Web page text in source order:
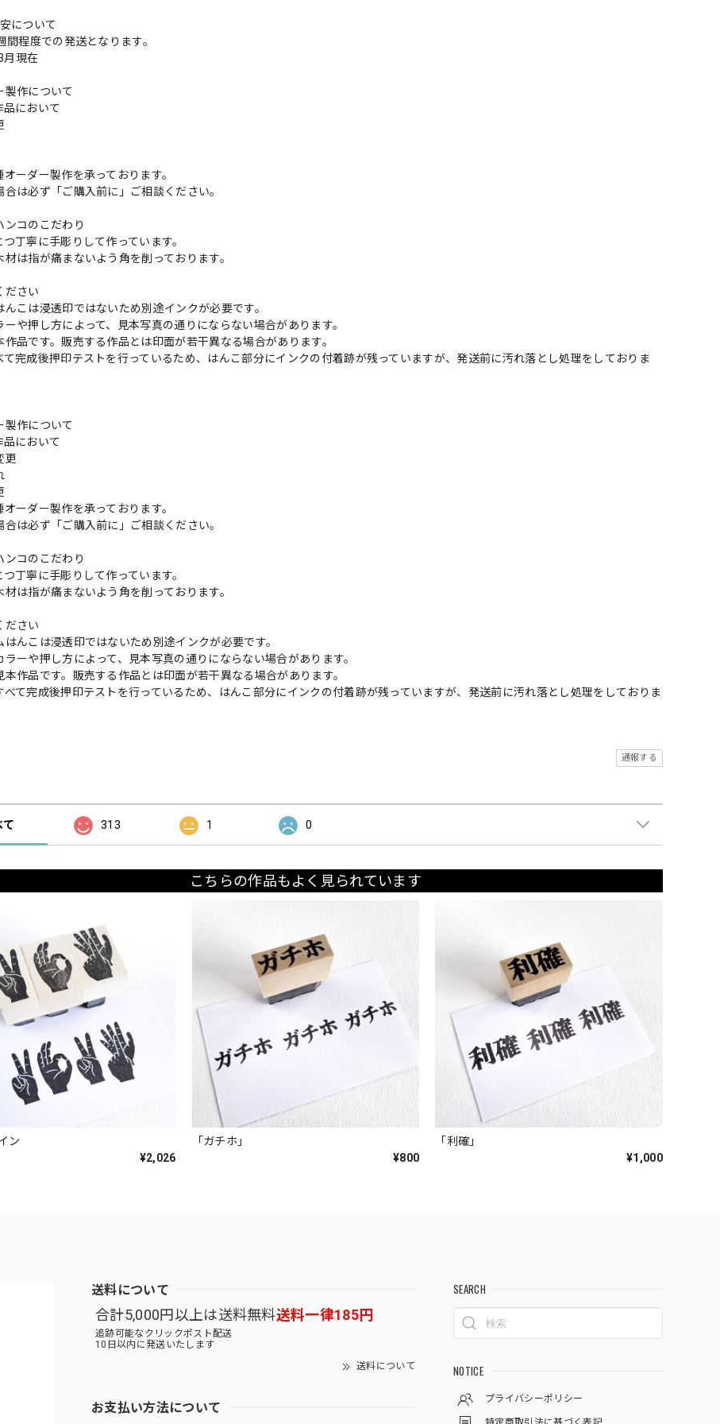
について
間程度での発送となります。
現在
作について
品において
オーダー製作を承っております。
合は必ず「ご購入前に」ご相談ください。
コのこだわり
つ丁寧に手彫りして作っています。
材は指が痛まないよう角を削っております。
さい
んこは浸透印ではないため別途インクが必要です。
ーや押し方によって、見本写真の通りにならない場合があります。
作品です。販売する作品とは印面が若干異なる場合があります。
て完成後押印テストを行っているため、はんこ部分にインクの付着跡が残っていますが、発送前に汚れ落とし処理をしておりま
作について
品において
更
オーダー製作を承っております。
合は必ず「ご購入前に」ご相談ください。
コのこだわり
つ丁寧に手彫りして作っています。
材は指が痛まないよう角を削っております。
さい
はんこは浸透印ではないため別途インクが必要です。
ラーや押し方によって、見本写真の通りにならない場合があります。
本作品です。販売する作品とは印面が若干異なる場合があります。
べて完成後押印テストを行っているため、はんこ部分にインクの付着跡が残っていますが、発送前に汚れ落とし処理をしておりま
通報する
て 313 1 0
こちらの作品もよく見られています
ン
¥2,026
「ガチホ」
¥800
「利確」
¥1,000
送料について
合計5,000円以上は送料無料送料一律185円
追跡可能なクリックポスト配送
10日以内に発送いたします
送料について
お支払い方法について
SEARCH
NOTICE
プライバシーポリシー